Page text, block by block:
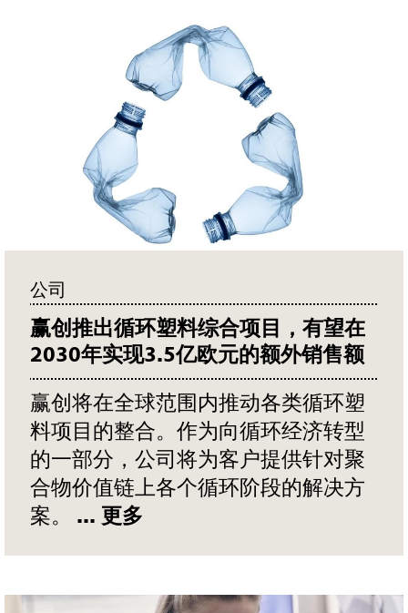
公司
赢创推出循环塑料综合项目，有望在
2030年实现3.5亿欧元的额外销售额
赢创将在全球范围内推动各类循环塑
料项目的整合。作为向循环经济转型
的一部分，公司将为客户提供针对聚
合物价值链上各个循环阶段的解决方
案。
... 更多